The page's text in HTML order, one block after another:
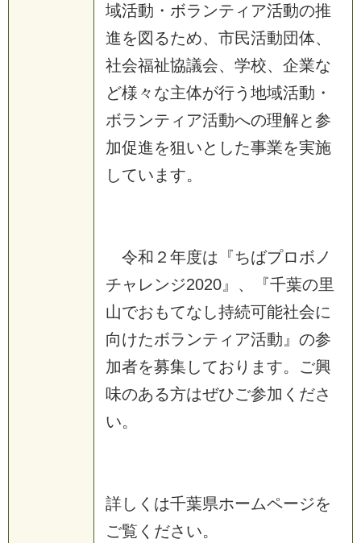
域活動 ・ ボラ ンテ ィ ア活動の推
進を 図 るため、 市民活動団体、
社会福祉協議会、 学校、 企業な
ど様 々 な主体が行う 地域活動 ・
ボラ ンテ ィ ア活動への理解と参
加促進を狙いと した事業を実施
してい ま す。
令和 ２ 年度は 『ちばプロボ ノ
チャ レンジ2020 』 、 『千葉の里
山でおもてな し持続可能社会に
向けたボラ ンテ ィ ア活動 』 の参
加者を募集 してお り ま す。 ご興
味のある方はぜひご参加 く ださ
い。
詳し く は千葉県ホームページを
ご覧 く ださ い。